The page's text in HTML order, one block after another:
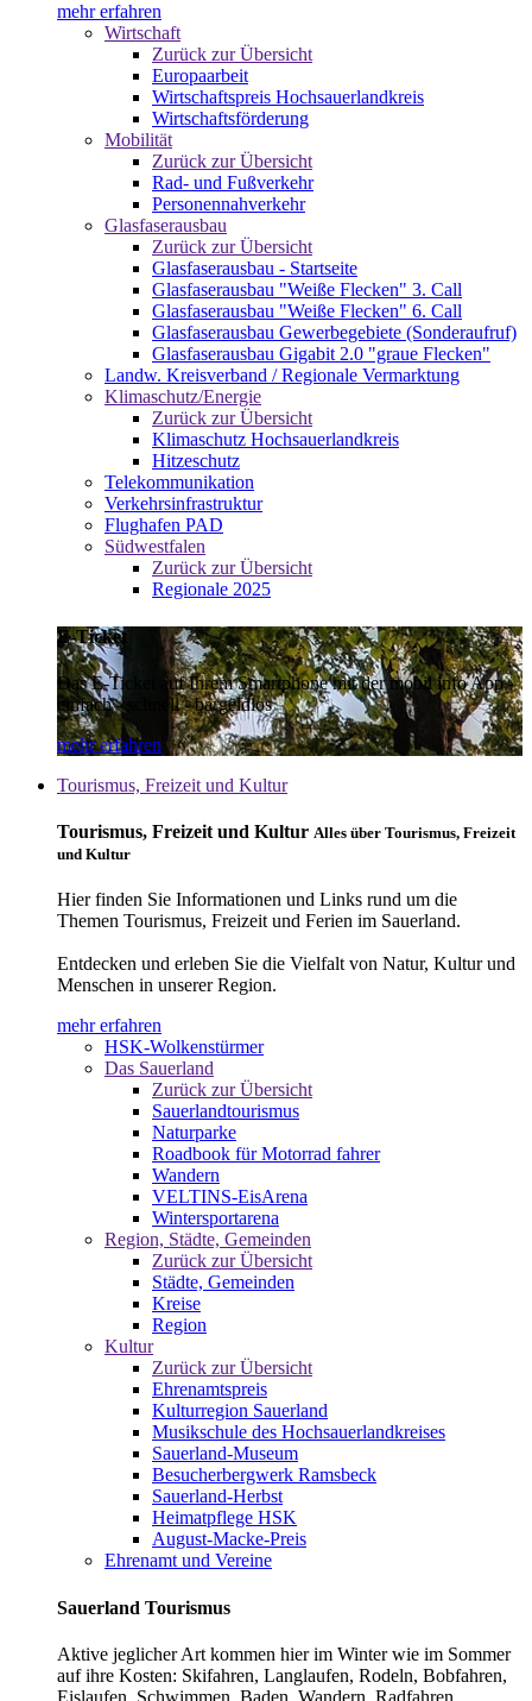
mehr erfahren
Wirtschaft
Zurück zur Übersicht
Europaarbeit
Wirtschaftspreis Hochsauerlandkreis
Wirtschaftsförderung
Mobilität
Zurück zur Übersicht
Rad- und Fußverkehr
Personennahverkehr
Glasfaserausbau
Zurück zur Übersicht
Glasfaserausbau - Startseite
Glasfaserausbau "Weiße Flecken" 3. Call
Glasfaserausbau "Weiße Flecken" 6. Call
Glasfaserausbau Gewerbegebiete (Sonderaufruf)
Glasfaserausbau Gigabit 2.0 "graue Flecken"
Landw. Kreisverband / Regionale Vermarktung
Klimaschutz/Energie
Zurück zur Übersicht
Klimaschutz Hochsauerlandkreis
Hitzeschutz
Telekommunikation
Verkehrsinfrastruktur
Flughafen PAD
Südwestfalen
Zurück zur Übersicht
Regionale 2025
E-Ticket
Das E-Ticket auf Ihrem Smartphone mit der mobil info App -
einfach - schnell - bargeldlos
mehr erfahren
Tourismus, Freizeit und Kultur
Tourismus, Freizeit und Kultur Alles über Tourismus, Freizeit
und Kultur
Hier finden Sie Informationen und Links rund um die
Themen Tourismus, Freizeit und Ferien im Sauerland.
Entdecken und erleben Sie die Vielfalt von Natur, Kultur und
Menschen in unserer Region.
mehr erfahren
HSK-Wolkenstürmer
Das Sauerland
Zurück zur Übersicht
Sauerlandtourismus
Naturparke
Roadbook für Motorrad fahrer
Wandern
VELTINS-EisArena
Wintersportarena
Region, Städte, Gemeinden
Zurück zur Übersicht
Städte, Gemeinden
Kreise
Region
Kultur
Zurück zur Übersicht
Ehrenamtspreis
Kulturregion Sauerland
Musikschule des Hochsauerlandkreises
Sauerland-Museum
Besucherbergwerk Ramsbeck
Sauerland-Herbst
Heimatpflege HSK
August-Macke-Preis
Ehrenamt und Vereine
Sauerland Tourismus
Aktive jeglicher Art kommen hier im Winter wie im Sommer
auf ihre Kosten: Skifahren, Langlaufen, Rodeln, Bobfahren,
Eislaufen, Schwimmen, Baden, Wandern, Radfahren,